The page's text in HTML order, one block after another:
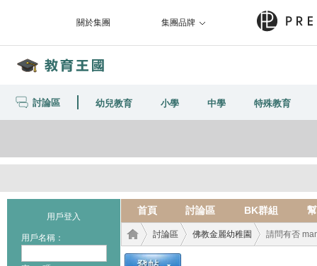
關於集團 集團品牌
討論區 幼兒教育 小學 中學 特殊教育
用戶登入
用戶名稱：
首頁 討論區 BK群組
討論區 佛教金麗幼稚園 請問有否